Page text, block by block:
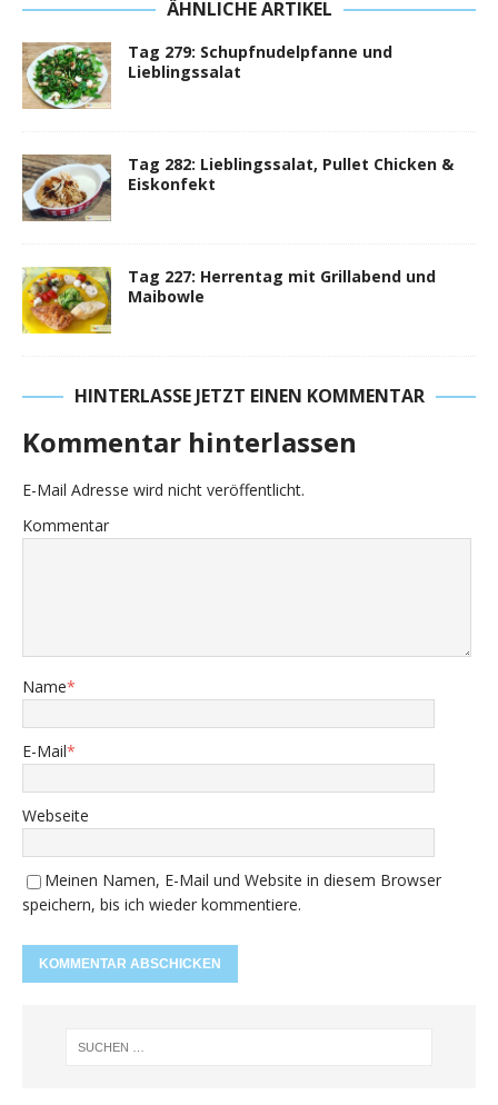
ÄHNLICHE ARTIKEL
Tag 279: Schupfnudelpfanne und
Lieblingssalat
Tag 282: Lieblingssalat, Pullet Chicken &
Eiskonfekt
Tag 227: Herrentag mit Grillabend und
Maibowle
HINTERLASSE JETZT EINEN KOMMENTAR
Kommentar hinterlassen
E-Mail Adresse wird nicht veröffentlicht.
Kommentar
Name*
E-Mail*
Webseite
Meinen Namen, E-Mail und Website in diesem Browser
speichern, bis ich wieder kommentiere.